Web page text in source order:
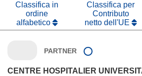
Classifica in
ordine
alfabetico
Classifica per
Contributo
netto dell'UE
PARTNER
CENTRE HOSPITALIER